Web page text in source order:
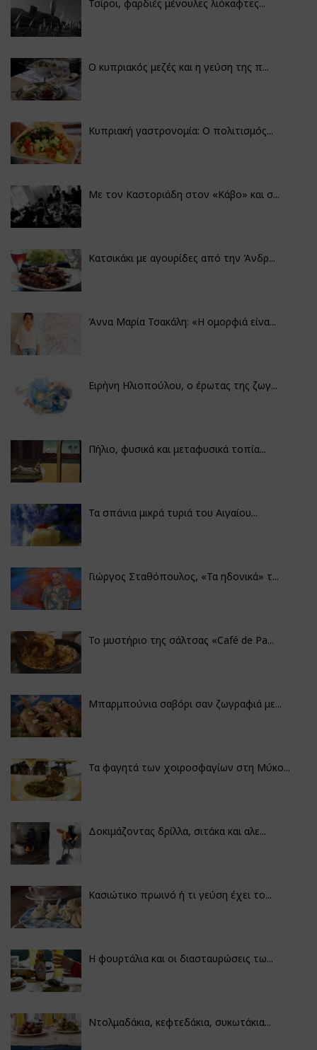
Τσίροι, φαρδιές μένουλες λιόκαφτες...
Ο κυπριακός μεζές και η γεύση της π...
Κυπριακή γαστρονομία: Ο πολιτισμός...
Με τον Καστοριάδη στον «Κάβο» και σ...
Κατσικάκι με αγουρίδες από την Άνδρ...
Άννα Μαρία Τσακάλη: «Η ομορφιά είνα...
Ειρήνη Ηλιοπούλου, ο έρωτας της ζωγ...
Πήλιο, φυσικά και μεταφυσικά τοπία...
Τα σπάνια μικρά τυριά του Αιγαίου...
Γιώργος Σταθόπουλος, «Τα ηδονικά» τ...
Το μυστήριο της σάλτσας «Café de Pa...
Μπαρμπούνια σαβόρι σαν ζωγραφιά με...
Τα φαγητά των χοιροσφαγίων στη Μύκο...
Δοκιμάζοντας δρίλλα, σιτάκα και αλε...
Κασιώτικο πρωινό ή τι γεύση έχει το...
Η φουρτάλια και οι διασταυρώσεις τω...
Ντολμαδάκια, κεφτεδάκια, συκωτάκια...